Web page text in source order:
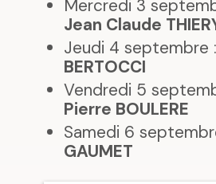
Mercredi 3
Jean Claude
Jeudi 4 septembre :
BERTOCCI
Vendredi 5
Pierre BOULERE
Samedi 6
GAUMET